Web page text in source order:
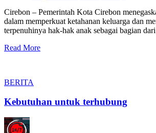
Cirebon – Pemerintah Kota Cirebon
dalam memperkuat ketahanan keluarga dan
terpenuhinya hak-hak anak sebagai bagian
Read More
BERITA
Kebutuhan untuk terhubung